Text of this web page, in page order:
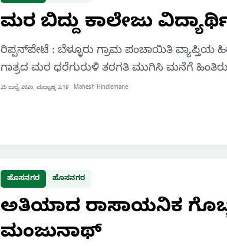
ಮರ ಬಿದ್ದು ಕಾಲೇಜು
ರಿಪ್ಪನ್‌ಪೇಟೆ : ಬೆಳ್ಳೂರು ಗ್ರಾಮ ಪಂಚಾಯಿತಿ
ಗಾತ್ರದ ಮರ ಧರೆಗುರುಳಿ ತರಗತಿ ಮುಗಿಸಿ ಮನೆಗೆ
25 ಜುಲೈ 2026, ಮಧ್ಯಾಹ್ನ 2:19 · Mahesh Hindlemane
ಹೊಸನಗರ ಹೊಸನಗರ
ಅತಿಯಾದ ರಾಸಾಯನಿಕ
ಮಂಜುನಾಥ್